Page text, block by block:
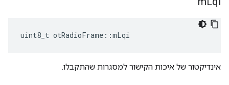
uint8_t otRadioFrame ::mLqi
אינדיקטור של איכות הקישור למסגרות שהתקבלו.